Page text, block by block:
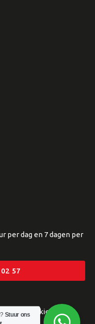
per dag en 7 dagen per
57
Cookies
Stuur ons